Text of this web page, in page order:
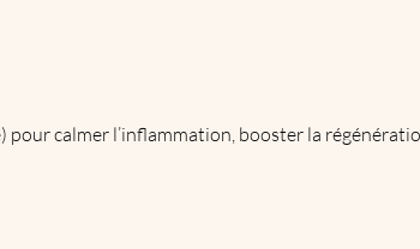
pour calmer l’inflammation, booster la